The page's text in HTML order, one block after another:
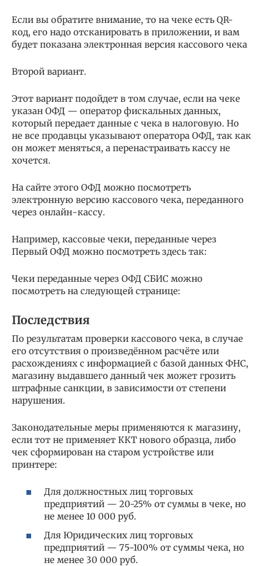
Если вы обратите внимание, то на чеке есть QR-
код, его надо отсканировать в приложении, и вам
будет показана электронная версия кассового чека
Второй вариант.
Этот вариант подойдет в том случае, если на чеке
указан ОФД — оператор фискальных данных,
который передает данные с чека в налоговую. Но
не все продавцы указывают оператора ОФД, так как
он может меняться, а перенастраивать кассу не
хочется.
На сайте этого ОФД можно посмотреть
электронную версию кассового чека, переданного
через онлайн-кассу.
Например, кассовые чеки, переданные через
Первый ОФД можно посмотреть здесь так:
Чеки переданные через ОФД СБИС можно
посмотреть на следующей странице:
Последствия
По результатам проверки кассового чека, в случае
его отсутствия о произведённом расчёте или
расхождениях с информацией с базой данных ФНС,
магазину выдавшего данный чек может грозить
штрафные санкции, в зависимости от степени
нарушения.
Законодательные меры применяются к магазину,
если тот не применяет ККТ нового образца, либо
чек сформирован на старом устройстве или
принтере:
Для должностных лиц торговых
предприятий — 20-25% от суммы в чеке, но
не менее 10 000 руб.
Для Юридических лиц торговых
предприятий — 75-100% от суммы чека, но
не менее 30 000 руб.